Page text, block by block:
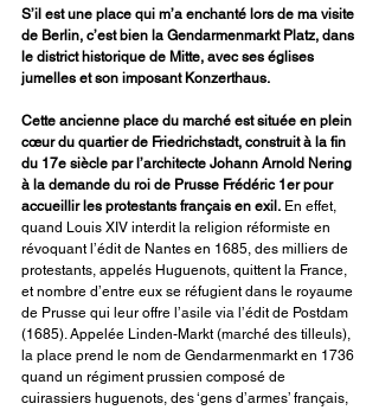
S’il est une place qui m’a enchanté lors de ma visite
de Berlin, c’est bien la Gendarmenmarkt Platz, dans
le district historique de Mitte, avec ses églises
jumelles et son imposant Konzerthaus.
Cette ancienne place du marché est située en plein
cœur du quartier de Friedrichstadt, construit à la fin
du 17e siècle par l’architecte Johann Arnold Nering
à la demande du roi de Prusse Frédéric 1er pour
accueillir les protestants français en exil. En effet,
quand Louis XIV interdit la religion réformiste en
révoquant l’édit de Nantes en 1685, des milliers de
protestants, appelés Huguenots, quittent la France,
et nombre d’entre eux se réfugient dans le royaume
de Prusse qui leur offre l’asile via l’édit de Postdam
(1685). Appelée Linden-Markt (marché des tilleuls),
la place prend le nom de Gendarmenmarkt en 1736
quand un régiment prussien composé de
cuirassiers huguenots, des ‘gens d’armes’ français,